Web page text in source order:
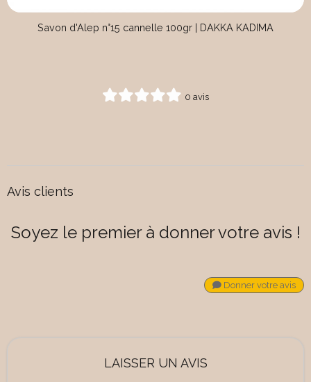
Savon d'Alep n°15 cannelle 100gr | DAKKA KADIMA
0 avis
Avis clients
Soyez le premier à donner votre avis !
Donner votre avis
LAISSER UN AVIS